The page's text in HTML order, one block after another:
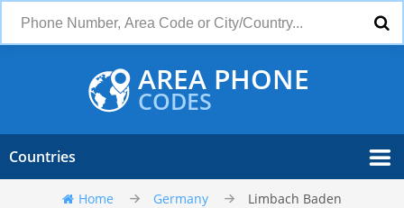
AREA PHONE
CODES
Countries
Home Germany Limbach Baden